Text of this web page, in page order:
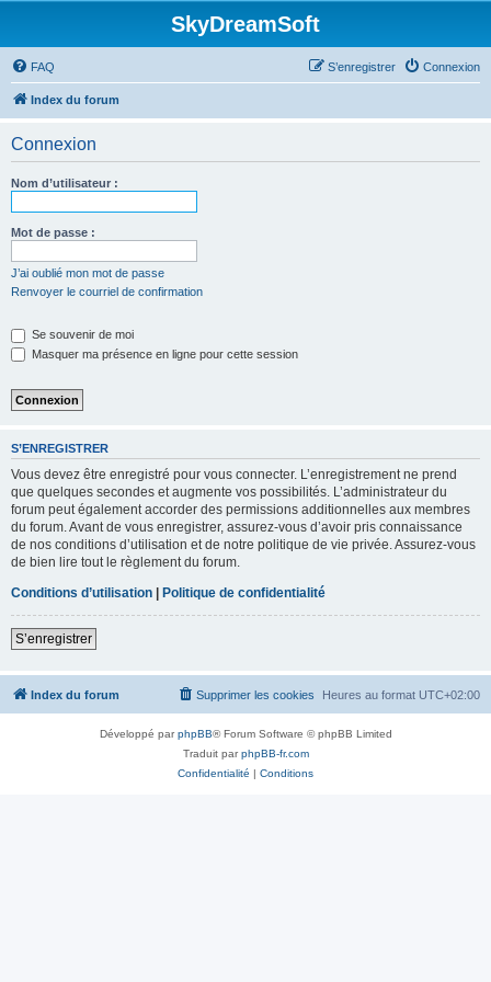
SkyDreamSoft
FAQ Connexion
S’enregistrer
Index du forum
Connexion
Nom d’utilisateur :
Mot de passe :
J’ai oublié mon mot de passe
Renvoyer le courriel de confirmation
Se souvenir de moi
Masquer ma présence en ligne pour cette session
S’ENREGISTRER
Vous devez être enregistré pour vous connecter. L’enregistrement ne prend
que quelques secondes et augmente vos possibilités. L’administrateur du
forum peut également accorder des permissions additionnelles aux membres
du forum. Avant de vous enregistrer, assurez-vous d’avoir pris connaissance
de nos conditions d’utilisation et de notre politique de vie privée. Assurez-vous
de bien lire tout le règlement du forum.
Conditions d’utilisation | Politique de confidentialité
S’enregistrer
Index du forum Heures au format UTC+02:00
Supprimer les cookies
Développé parphpBB® Forum Software © phpBB Limited
Traduit parphpBB-fr.com
Confidentialité | Conditions